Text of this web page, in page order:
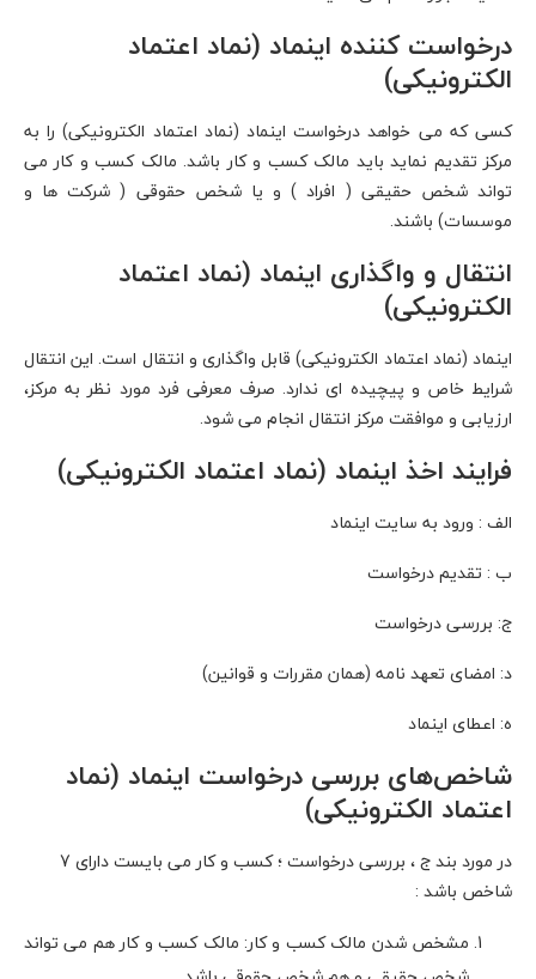
درخواست کننده اینماد (نماد اعتماد
الکترونیکی)
کسی که می خواهد درخواست اینماد (نماد اعتماد الکترونیکی) را به
مرکز تقدیم نماید باید مالک کسب و کار باشد. مالک کسب و کار می
تواند شخص حقیقی ( افراد ) و یا شخص حقوقی ( شرکت ها و
موسسات) باشند.
انتقال و واگذاری اینماد (نماد اعتماد
الکترونیکی)
اینماد (نماد اعتماد الکترونیکی) قابل واگذاری و انتقال است. این انتقال
شرایط خاص و پیچیده ای ندارد. صرف معرفی فرد مورد نظر به مرکز،
ارزیابی و موافقت مرکز انتقال انجام می شود.
فرایند اخذ اینماد (نماد اعتماد الکترونیکی)
الف : ورود به سایت اینماد
ب : تقدیم درخواست
ج: بررسی درخواست
د: امضای تعهد نامه (همان مقررات و قوانین)
ه: اعطای اینماد
شاخص‌های بررسی درخواست اینماد (نماد
اعتماد الکترونیکی)
در مورد بند ج ، بررسی درخواست ؛ کسب و کار می بایست دارای 7
شاخص باشد :
مشخص شدن مالک کسب و کار: مالک کسب و کار هم می تواند